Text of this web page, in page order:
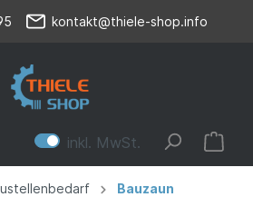
kontakt@thiele-shop.info
inkl. MwSt.
Bauzaun